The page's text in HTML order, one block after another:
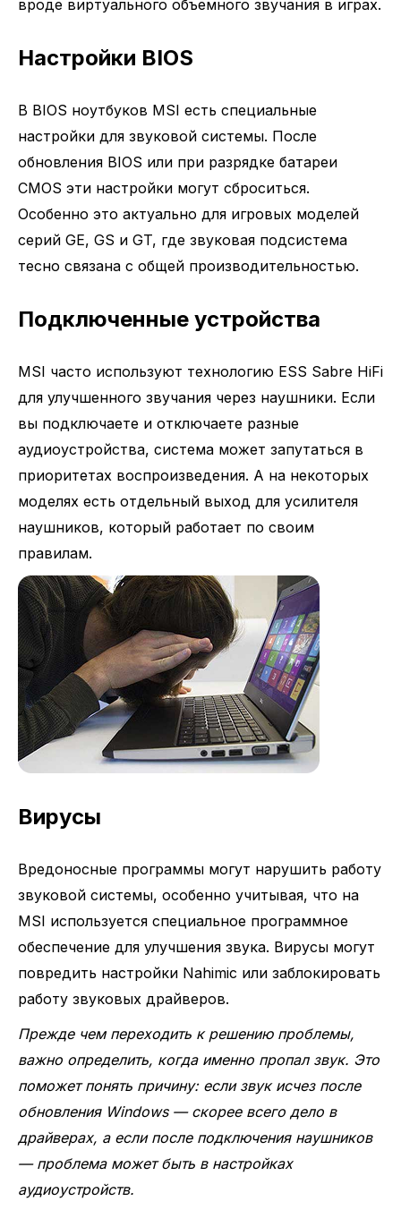
вроде виртуального объемного звучания в играх.
Настройки BIOS
В BIOS ноутбуков MSI есть специальные
настройки для звуковой системы. После
обновления BIOS или при разрядке батареи
CMOS эти настройки могут сброситься.
Особенно это актуально для игровых моделей
серий GE, GS и GT, где звуковая подсистема
тесно связана с общей производительностью.
Подключенные устройства
MSI часто используют технологию ESS Sabre HiFi
для улучшенного звучания через наушники. Если
вы подключаете и отключаете разные
аудиоустройства, система может запутаться в
приоритетах воспроизведения. А на некоторых
моделях есть отдельный выход для усилителя
наушников, который работает по своим
правилам.
Вирусы
Вредоносные программы могут нарушить работу
звуковой системы, особенно учитывая, что на
MSI используется специальное программное
обеспечение для улучшения звука. Вирусы могут
повредить настройки Nahimic или заблокировать
работу звуковых драйверов.
Прежде чем переходить к решению проблемы,
важно определить, когда именно пропал звук. Это
поможет понять причину: если звук исчез после
обновления Windows — скорее всего дело в
драйверах, а если после подключения наушников
— проблема может быть в настройках
аудиоустройств.